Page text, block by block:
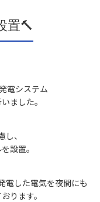
置🔨
電システム
ました。
、
設置。
電した電気を夜間にも
ります。